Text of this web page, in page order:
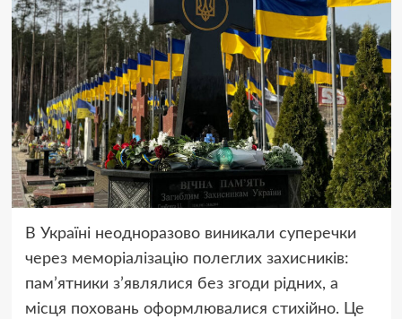
В Україні неодноразово виникали суперечки
через меморіалізацію полеглих захисників:
пам’ятники з’являлися без згоди рідних, а
місця поховань оформлювалися стихійно. Це